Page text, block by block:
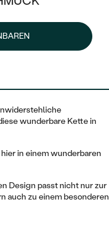
Lieferoptionen
wunderbare Kette in
in einem wunderbaren
Design passt nicht nur zur
auch zu einem besonderen